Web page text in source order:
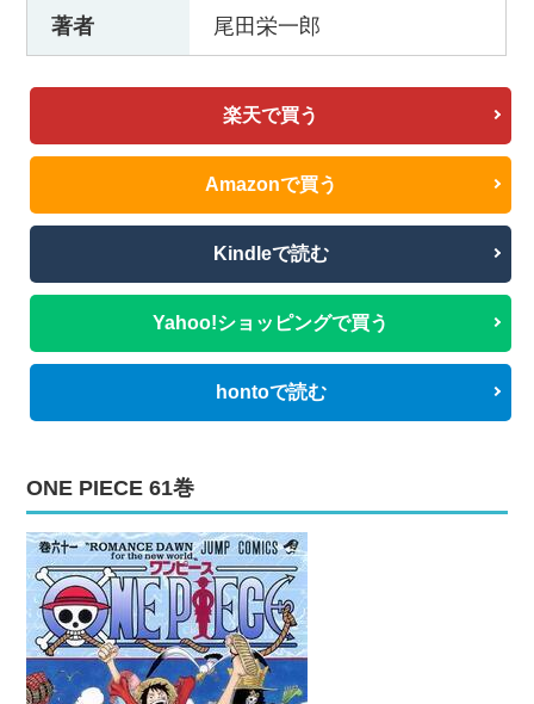
著者 尾田栄一郎
楽天で買う
Amazonで買う
Kindleで読む
Yahoo!ショッピングで買う
hontoで読む
ONE PIECE 61巻